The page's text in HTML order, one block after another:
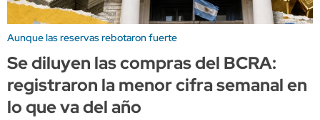
Aunque las reservas rebotaron fuerte
Se diluyen las compras del BCRA:
registraron la menor cifra semanal en
lo que va del año